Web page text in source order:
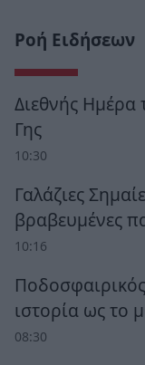
Ροή Ειδήσεων
Διεθνής
Γης
10:30
Γαλάζιες
βραβευμένες
10:16
ιστορία ως το
08:30